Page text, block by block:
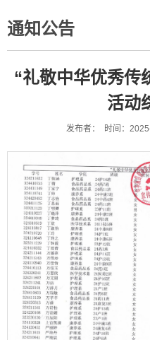
通知公告
“礼敬中华优秀传
活动
发布者： 时间：